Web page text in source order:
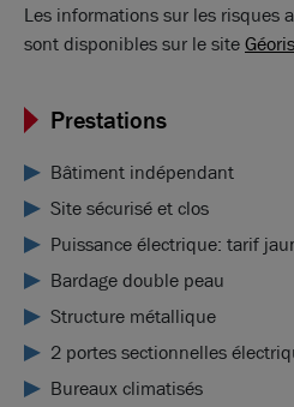
Les informations sur les risques
sont disponibles sur le site
Prestations
Bâtiment indépendant
Site sécurisé et clos
Puissance électrique: tarif
Bardage double peau
Structure métallique
2 portes sectionnelles
Bureaux climatisés